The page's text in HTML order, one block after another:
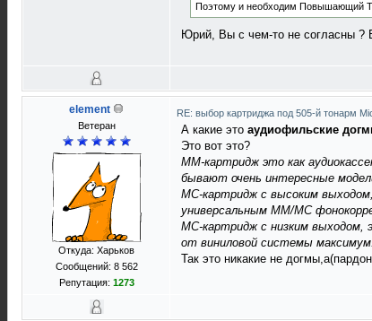
Поэтому и необходим Повышающий
Юрий, Вы с чем-то не согласны ?
element
Ветеран
Откуда: Харьков
Сообщений: 8 562
Репутация: 1273
RE: выбор картриджа под 505-й тонарм
А какие это аудиофильские
Это вот это?
MM-картридж это как
бывают очень интересные
MС-картридж с высоким
универсальным MM/MC
MС-картридж с низким
от виниловой системы
Так это никакие не